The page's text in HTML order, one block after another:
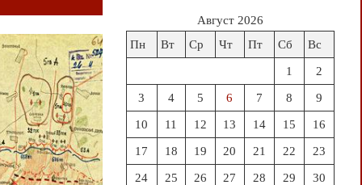
Август 2026
Пн
Вт Ср Чт Пт Сб Вс
1 2
3 4 5 6 7 8 9
10 11 12 13 14 15 16
17 18 19 20 21 22 23
24 25 26 27 28 29 30